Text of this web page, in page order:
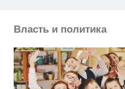
Власть и политика